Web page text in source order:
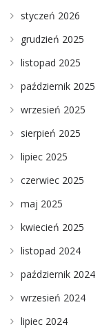
styczeń 2026
grudzień 2025
listopad 2025
październik 2025
wrzesień 2025
sierpień 2025
lipiec 2025
czerwiec 2025
maj 2025
kwiecień 2025
listopad 2024
październik 2024
wrzesień 2024
lipiec 2024